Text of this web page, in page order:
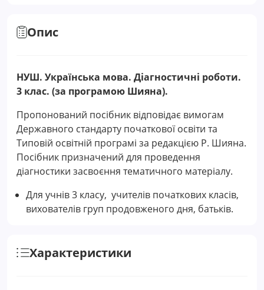
Опис
НУШ. Українська мова. Діагностичні роботи.
3 клас. (за програмою Шияна).
Пропонований посібник відповідає вимогам
Державного стандарту початкової освіти та
Типовій освітній програмі за редакцією Р. Шияна.
Посібник призначений для проведення
діагностики засвоєння тематичного матеріалу.
Для учнів 3 класу, учителів початкових класів,
вихователів груп продовженого дня, батьків.
Характеристики